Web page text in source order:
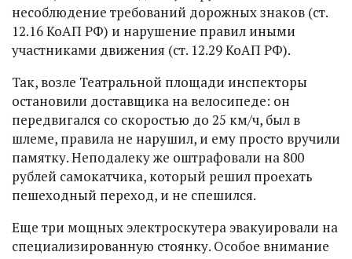
несоблюдение требований дорожных знаков (ст.
12.16 КоАП РФ) и нарушение правил иными
участниками движения (ст. 12.29 КоАП РФ).
Так, возле Театральной площади инспекторы
остановили доставщика на велосипеде: он
передвигался со скоростью до 25 км/ч, был в
шлеме, правила не нарушил, и ему просто вручили
памятку. Неподалеку же оштрафовали на 800
рублей самокатчика, который решил проехать
пешеходный переход, и не спешился.
Еще три мощных электроскутера эвакуировали на
специализированную стоянку. Особое внимание